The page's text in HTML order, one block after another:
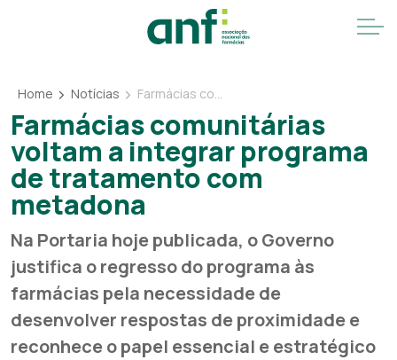
Home Notícias Farmácias comunitárias voltam a integrar programa de tratamento com metadona
Farmácias comunitárias
voltam a integrar programa
de tratamento com
metadona
Na Portaria hoje publicada, o Governo
justifica o regresso do programa às
farmácias pela necessidade de
desenvolver respostas de proximidade e
reconhece o papel essencial e estratégico